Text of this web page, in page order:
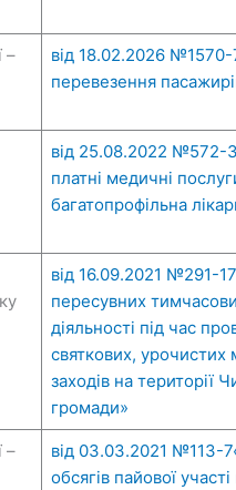
–
від 18.02.2026
перевезення
від 25.08.2022 №572-
платні медичні
багатопрофільна
від 16.09.2021 №291-
пересувних
діяльності під час
святкових, урочистих
заходів на території
громади»
–
від 03.03.2021 №113-
обсягів пайової